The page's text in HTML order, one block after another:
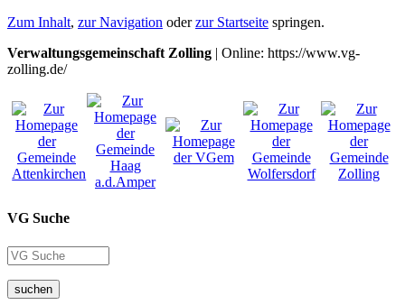
Zum Inhalt, zur Navigation oderzur Startseite springen.
Verwaltungsgemeinschaft Zolling | Online: https://www.vg-
zolling.de/
VG Suche
suchen